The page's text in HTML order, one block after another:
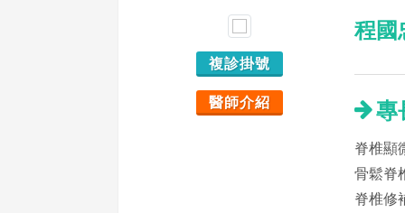
複診掛號
醫師介紹
程國
專
脊椎顯
骨鬆脊
脊椎修